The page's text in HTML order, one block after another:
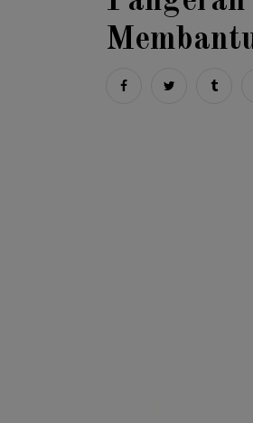
Share onShare on